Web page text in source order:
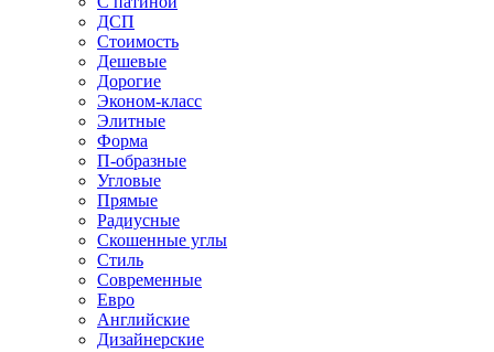
ДСП
Стоимость
Дешевые
Дорогие
Эконом-класс
Элитные
Форма
П-образные
Угловые
Прямые
Радиусные
Скошенные углы
Стиль
Современные
Евро
Английские
Дизайнерские